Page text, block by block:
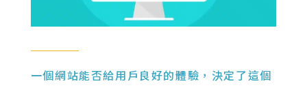
一個網站能否給用戶良好的體驗，決定了這個